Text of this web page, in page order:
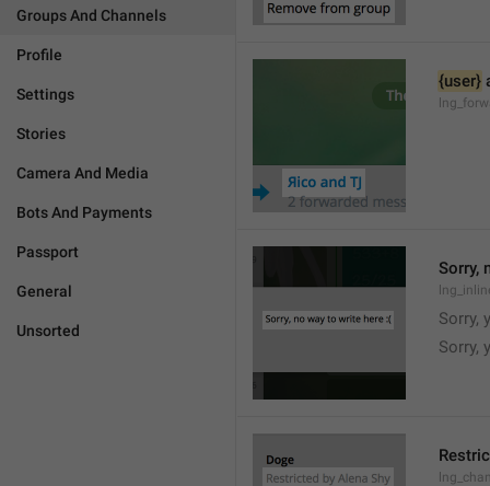
Groups And Channels
Profile
Settings
Stories
Camera And Media
Bots And Payments
Passport
General
Unsorted
{user}
Sorry,
Sorry,
Sorry,